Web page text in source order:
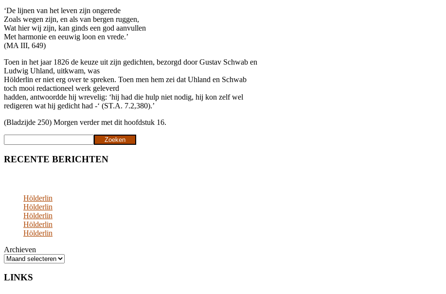
‘De lijnen van het leven zijn ongerede
Zoals wegen zijn, en als van bergen ruggen,
Wat hier wij zijn, kan ginds een god aanvullen
Met harmonie en eeuwig loon en vrede.’
(MA III, 649)
Toen in het jaar 1826 de keuze uit zijn gedichten, bezorgd door Gustav Schwab en
Ludwig Uhland, uitkwam, was
Hölderlin er niet erg over te spreken. Toen men hem zei dat Uhland en Schwab
toch mooi redactioneel werk geleverd
hadden, antwoordde hij wrevelig: ‘hij had die hulp niet nodig, hij kon zelf wel
redigeren wat hij gedicht had -‘ (ST.A. 7.2,380).’
(Bladzijde 250) Morgen verder met dit hoofdstuk 16.
Zoeken
RECENTE BERICHTEN
Hölderlin
Hölderlin
Hölderlin
Hölderlin
Hölderlin
Archieven
LINKS